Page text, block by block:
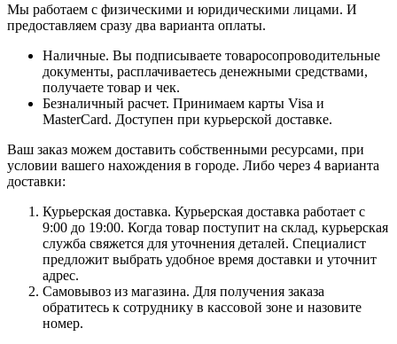
Мы работаем с физическими и юридическими лицами. И
предоставляем сразу два варианта оплаты.
Наличные. Вы подписываете товаросопроводительные
документы, расплачиваетесь денежными средствами,
получаете товар и чек.
Безналичный расчет. Принимаем карты Visa и
MasterCard. Доступен при курьерской доставке.
Ваш заказ можем доставить собственными ресурсами, при
условии вашего нахождения в городе. Либо через 4 варианта
доставки:
Курьерская доставка. Курьерская доставка работает с
9:00 до 19:00. Когда товар поступит на склад, курьерская
служба свяжется для уточнения деталей. Специалист
предложит выбрать удобное время доставки и уточнит
адрес.
Самовывоз из магазина. Для получения заказа
обратитесь к сотруднику в кассовой зоне и назовите
номер.